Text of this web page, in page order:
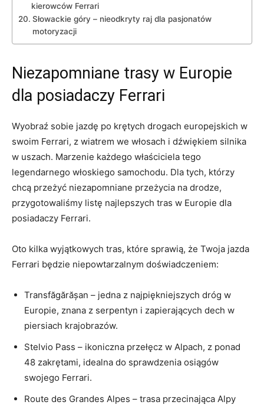
kierowców Ferrari
Słowackie góry⁣ – nieodkryty raj‌ dla pasjonatów
motoryzacji
Niezapomniane trasy w Europie
dla posiadaczy⁣ Ferrari
Wyobraź sobie jazdę po‌ krętych drogach europejskich w
swoim Ferrari, z wiatrem we włosach i dźwiękiem silnika
w uszach. Marzenie każdego właściciela ⁤tego
legendarnego włoskiego samochodu. Dla tych, którzy
chcą przeżyć niezapomniane przeżycia na drodze,
przygotowaliśmy listę najlepszych‍ tras w​ Europie dla
posiadaczy⁤ Ferrari.
Oto kilka wyjątkowych tras, które sprawią,​ że Twoja jazda
Ferrari⁣ będzie ⁣niepowtarzalnym doświadczeniem:
Transfăgărășan⁤ – jedna z najpiękniejszych ‍dróg w
Europie, znana ⁢z serpentyn i zapierających dech w
piersiach krajobrazów.
Stelvio Pass – ikoniczna przełęcz w Alpach, z ponad
48 zakrętami, ​idealna do​ sprawdzenia ​osiągów
swojego Ferrari.
Route des ‌Grandes Alpes – trasa przecinająca Alpy